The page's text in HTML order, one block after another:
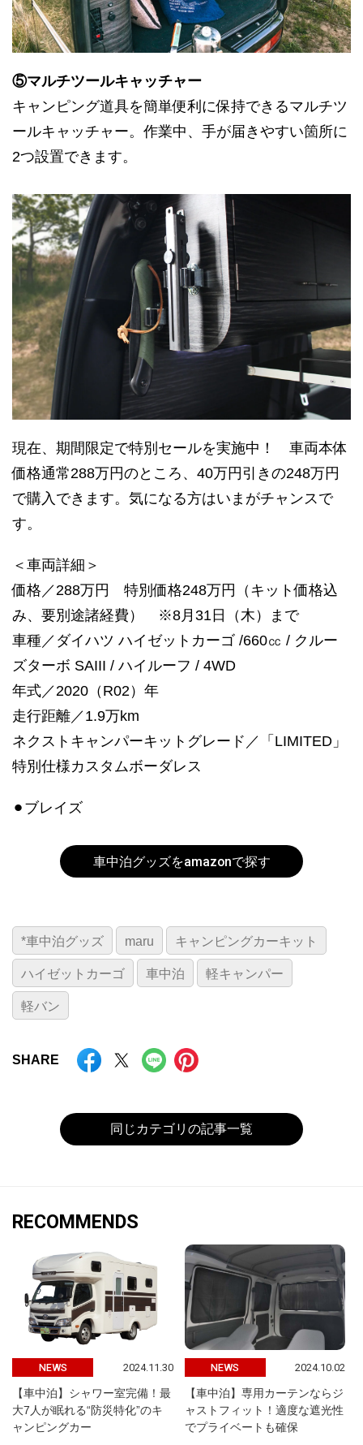
⑤マルチツールキャッチャー
キャンピング道具を簡単便利に保持できるマルチツ
ールキャッチャー。作業中、手が届きやすい箇所に
2つ設置できます。
現在、期間限定で特別セールを実施中！ 車両本体
価格通常288万円のところ、40万円引きの248万円
で購入できます。気になる方はいまがチャンスで
す。
＜車両詳細＞
価格／288万円 特別価格248万円（キット価格込
み、要別途諸経費） ※8月31日（木）まで
車種／ダイハツ ハイゼットカーゴ /660㏄ / クルー
ズターボ SAIII / ハイルーフ / 4WD
年式／2020（R02）年
走行距離／1.9万km
ネクストキャンパーキットグレード／「LIMITED」
特別仕様カスタムボーダレス
⚫︎ブレイズ
車中泊グッズをamazonで探す
*車中泊グッズ maru キャンピングカーキット
ハイゼットカーゴ 車中泊 軽キャンパー
軽バン
SHARE
同じカテゴリの記事一覧
RECOMMENDS
NEWS 2024.11.30
【車中泊】シャワー室完備！最
大7人が眠れる“防災特化”のキ
ャンピングカー
NEWS 2024.10.02
【車中泊】専用カーテンならジ
ャストフィット！適度な遮光性
でプライベートも確保